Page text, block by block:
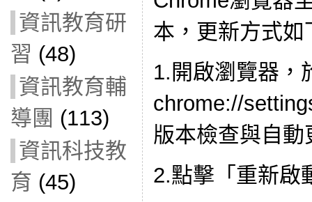
資訊教育研
習 (48)
資訊教育輔
導團 (113)
資訊科技教
育 (45)
本，更新方式如
1.開啟瀏覽器，
chrome://
版本檢查與自動
2.點擊「重新啟